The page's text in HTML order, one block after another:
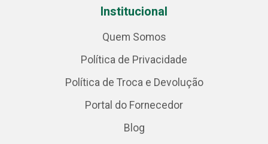
Institucional
Quem Somos
Política de Privacidade
Política de Troca e Devolução
Portal do Fornecedor
Blog